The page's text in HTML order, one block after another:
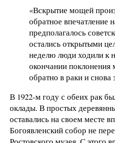
«Вскрытие мощей
обратное впечатление
предполагалось
остались открытыми
неделю люди ходили к
окончании
обратно в раки и снова
В 1922-м году с обеих рак
оклады. В простых
оставались на своем месте
Богоявленский собор не